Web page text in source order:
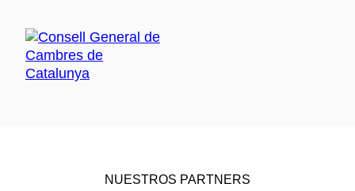
NUESTROS PARTNERS